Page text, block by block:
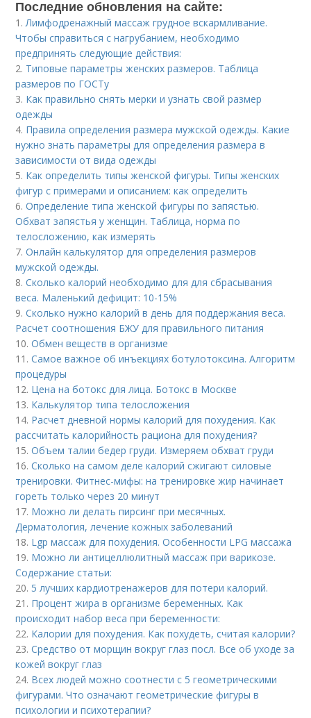
Последние обновления на сайте:
1.Лимфодренажный массаж грудное вскармливание.
Чтобы справиться с нагрубанием, необходимо
предпринять следующие действия:
2. Типовые параметры женских размеров. Таблица
размеров по ГОСТу
3. Как правильно снять мерки и узнать свой размер
одежды
4. Правила определения размера мужской одежды. Какие
нужно знать параметры для определения размера в
зависимости от вида одежды
5. Как определить типы женской фигуры. Типы женских
фигур с примерами и описанием: как определить
6.Определение типа женской фигуры по запястью.
Обхват запястья у женщин. Таблица, норма по
телосложению, как измерять
7.Онлайн калькулятор для определения размеров
мужской одежды.
8.Сколько калорий необходимо для для сбрасывания
веса. Маленький дефицит: 10-15%
9.Сколько нужно калорий в день для поддержания веса.
Расчет соотношения БЖУ для правильного питания
10.Обмен веществ в организме
11.Самое важное об инъекциях ботулотоксина. Алгоритм
процедуры
12. Цена на ботокс для лица. Ботокс в Москве
13. Калькулятор типа телосложения
14. Расчет дневной нормы калорий для похудения. Как
рассчитать калорийность рациона для похудения?
15.Объем талии бедер груди. Измеряем обхват груди
16.Сколько на самом деле калорий сжигают силовые
тренировки. Фитнес-мифы: на тренировке жир начинает
гореть только через 20 минут
17. Можно ли делать пирсинг при месячных.
Дерматология, лечение кожных заболеваний
18. Lgp массаж для похудения. Особенности LPG массажа
19. Можно ли антицеллюлитный массаж при варикозе.
Содержание статьи:
20. 5 лучших кардиотренажеров для потери калорий.
21. Процент жира в организме беременных. Как
происходит набор веса при беременности:
22. Калории для похудения. Как похудеть, считая калории?
23.Средство от морщин вокруг глаз посл. Все об уходе за
кожей вокруг глаз
24. Всех людей можно соотнести с 5 геометрическими
фигурами. Что означают геометрические фигуры в
психологии и психотерапии?